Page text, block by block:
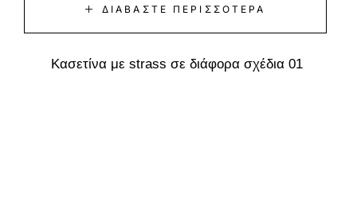
ΔΙΑΒΆΣΤΕ ΠΕΡΙΣΣΌΤΕΡΑ
Κασετίνα με strass σε διάφορα σχέδια 01